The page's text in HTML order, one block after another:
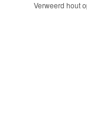
Verweerd hout